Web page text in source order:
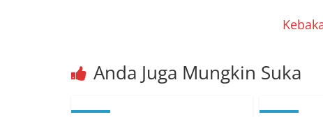
Anda Juga Mungkin Suka